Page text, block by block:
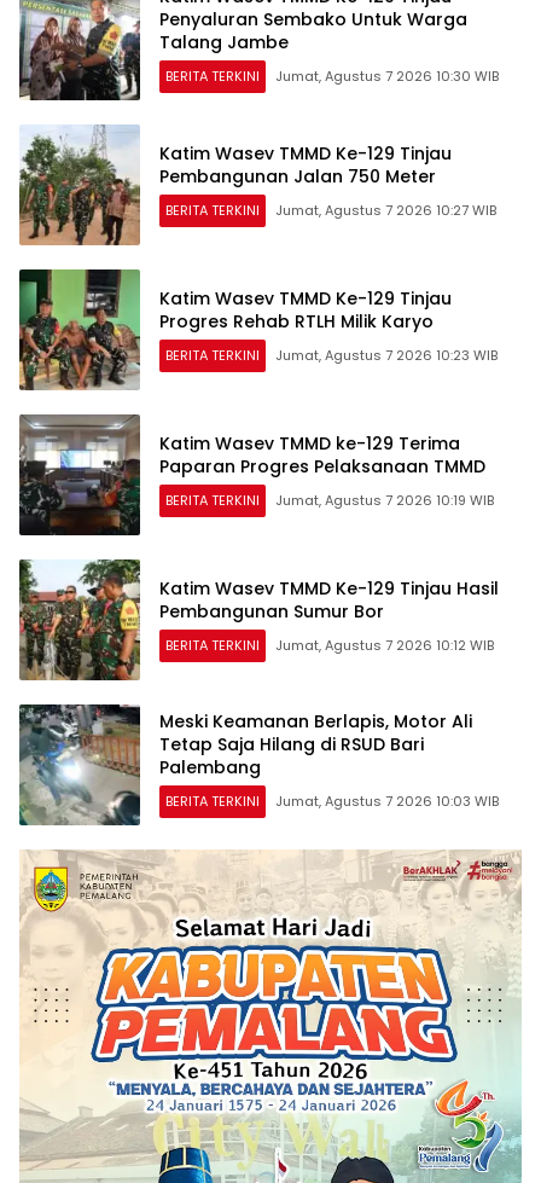
Penyaluran Sembako Untuk Warga
Talang Jambe
BERITA TERKINI Jumat, Agustus 7 2026 10:30 WIB
Katim Wasev TMMD Ke-129 Tinjau
Pembangunan Jalan 750 Meter
BERITA TERKINI Jumat, Agustus 7 2026 10:27 WIB
Katim Wasev TMMD Ke-129 Tinjau
Progres Rehab RTLH Milik Karyo
BERITA TERKINI Jumat, Agustus 7 2026 10:23 WIB
Katim Wasev TMMD ke-129 Terima
Paparan Progres Pelaksanaan TMMD
BERITA TERKINI Jumat, Agustus 7 2026 10:19 WIB
Katim Wasev TMMD Ke-129 Tinjau Hasil
Pembangunan Sumur Bor
BERITA TERKINI Jumat, Agustus 7 2026 10:12 WIB
Meski Keamanan Berlapis, Motor Ali
Tetap Saja Hilang di RSUD Bari
Palembang
BERITA TERKINI Jumat, Agustus 7 2026 10:03 WIB